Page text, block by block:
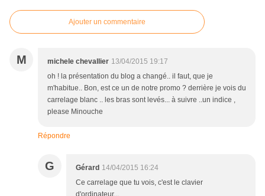
Ajouter un commentaire
M michele chevallier 13/04/2015 19:17
oh ! la présentation du blog a changé.. il faut, que je
m'habitue.. Bon, est ce un de notre promo ? derrière je vois du
carrelage blanc .. les bras sont levés... à suivre ..un indice ,
please Minouche
Répondre
G Gérard 14/04/2015 16:24
Ce carrelage que tu vois, c'est le clavier
d'ordinateur...